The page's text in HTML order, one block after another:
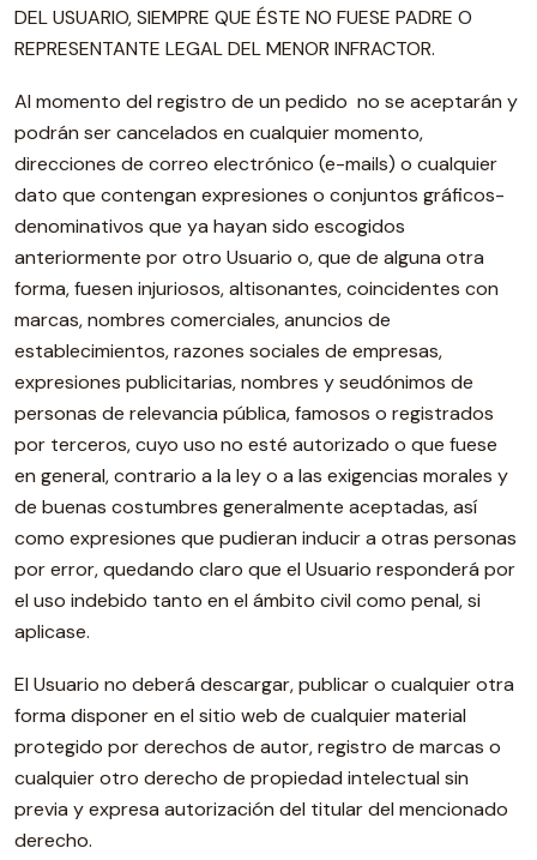
DEL USUARIO, SIEMPRE QUE ÉSTE NO FUESE PADRE O
REPRESENTANTE LEGAL DEL MENOR INFRACTOR.
Al momento del registro de un pedido no se aceptarán y
podrán ser cancelados en cualquier momento,
direcciones de correo electrónico (e-mails) o cualquier
dato que contengan expresiones o conjuntos gráficos-
denominativos que ya hayan sido escogidos
anteriormente por otro Usuario o, que de alguna otra
forma, fuesen injuriosos, altisonantes, coincidentes con
marcas, nombres comerciales, anuncios de
establecimientos, razones sociales de empresas,
expresiones publicitarias, nombres y seudónimos de
personas de relevancia pública, famosos o registrados
por terceros, cuyo uso no esté autorizado o que fuese
en general, contrario a la ley o a las exigencias morales y
de buenas costumbres generalmente aceptadas, así
como expresiones que pudieran inducir a otras personas
por error, quedando claro que el Usuario responderá por
el uso indebido tanto en el ámbito civil como penal, si
aplicase.
El Usuario no deberá descargar, publicar o cualquier otra
forma disponer en el sitio web de cualquier material
protegido por derechos de autor, registro de marcas o
cualquier otro derecho de propiedad intelectual sin
previa y expresa autorización del titular del mencionado
derecho.